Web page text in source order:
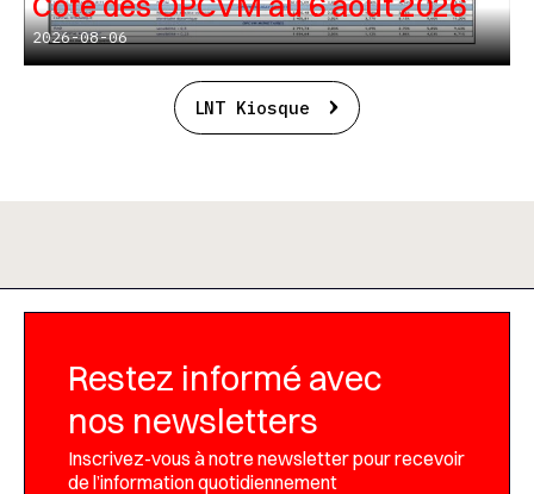
2026-08-06
LNT Kiosque
Restez informé avec
nos newsletters
Inscrivez-vous à notre newsletter pour recevoir
de l’information quotidiennement